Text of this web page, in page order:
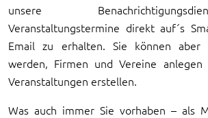
unsere
Veranstaltungstermine direkt auf´s
Email zu erhalten. Sie können aber
werden, Firmen und Vereine
Veranstaltungen erstellen.
Was auch immer Sie vorhaben – als